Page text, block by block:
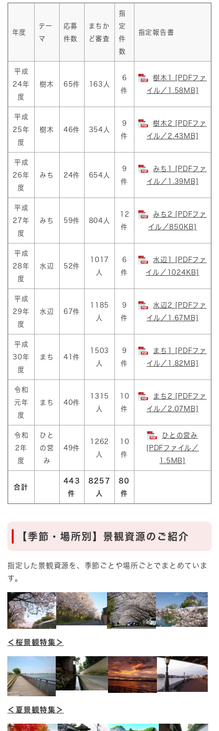
年度
テー
マ
応募
件数
まちか
ど審査
指
定
件
数
指定報告書
平成
24年
度
樹木 65件 163人
6
件
樹木1 [PDFファ
イル／1.58MB]
平成
25年
度
樹木 46件 354人
9
件
樹木2 [PDFファ
イル／2.43MB]
平成
26年
度
みち 24件 654人
9
件
みち1 [PDFファ
イル／1.39MB]
平成
27年
度
みち 59件 804人
12
件
みち2 [PDFファ
イル／850KB]
平成
28年
度
水辺 52件
1017
人
6
件
水辺1 [PDFファ
イル／1024KB]
平成
29年
度
水辺 67件
1185
人
9
件
水辺2 [PDFファ
イル／1.67MB]
平成
30年
度
まち 41件
1503
人
9
件
まち1 [PDFファ
イル／1.82MB]
令和
元年
度
まち 40件
1315
人
10
件
まち2 [PDFファ
イル／2.07MB]
令和
2年
度
ひと
の営
み
49件
1262
人
10
件
ひとの営み
[PDFファイル／
1.5MB]
合計
443
件
8257
人
80
件
【季節・場所別】景観資源のご紹介
指定した景観資源を、季節ごとや場所ごとでまとめていま
す。
＜桜景観特集＞
＜夏景観特集＞